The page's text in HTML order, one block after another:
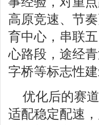
高原竞速、节
育中心，串联
心路段，途经
字桥等标志性
优化后的赛
适配稳定配速